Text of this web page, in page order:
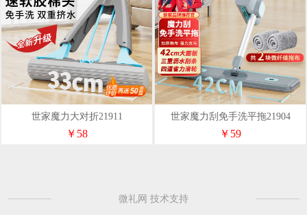
世家魔力大对折21911
￥58
世家魔力刮免手洗平拖21904
￥59
微礼网 技术支持